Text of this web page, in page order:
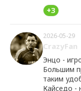
+3
2026-05-29
CrazyFan
Энцо -
Большим
таким
Кайседо -